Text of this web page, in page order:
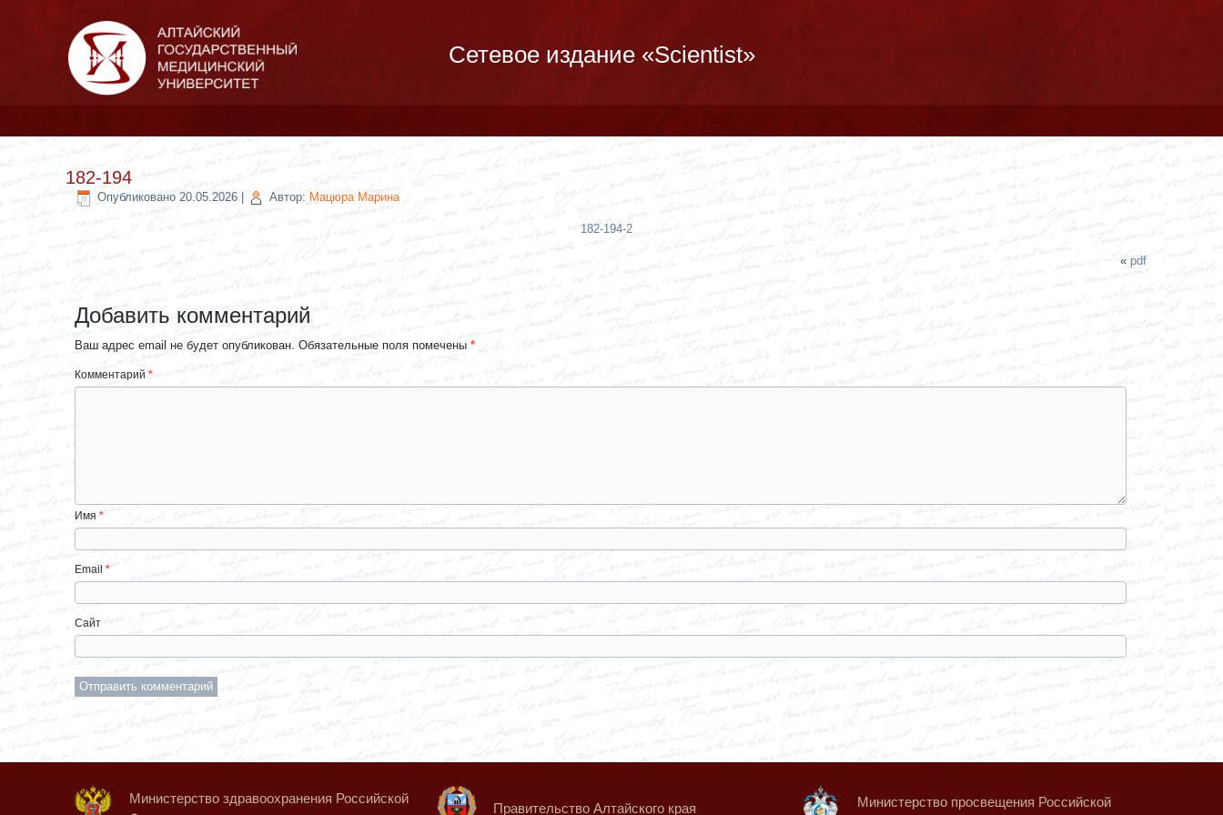
Сетевое издание «Scientist»
182-194
Опубликовано 20.05.2026 Автор: Мацюра Марина
182-194-2
« pdf
Добавить комментарий
Ваш адрес email не будет опубликован. Обязательные поля помечены *
Комментарий *
Имя *
Email *
Сайт
Министерство здравоохранения Российской
Правительство Алтайского края Министерство просвещения Российской